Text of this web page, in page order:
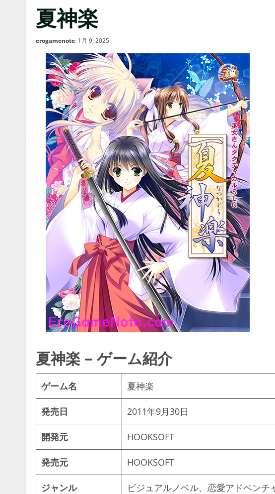
夏神楽
erogamenote 1月 9, 2025
夏神楽 – ゲーム紹介
ゲーム名 夏神楽
発売日 2011年9月30日
開発元 HOOKSOFT
発売元 HOOKSOFT
ジャンル ビジュアルノベル、恋愛アドベンチ